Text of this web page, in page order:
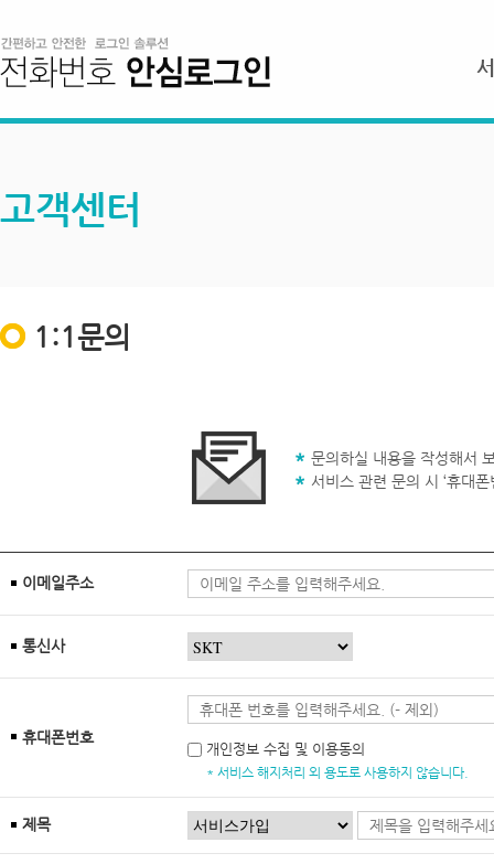
고객센터
1:1문의
문의하실 내용을 작성해서
서비스 관련 문의 시 ‘휴대
이메일주소
통신사
휴대폰번호
개인정보 수집 및 이용동의
* 서비스 해지처리 외 용도로 사용하지 않습니다.
제목